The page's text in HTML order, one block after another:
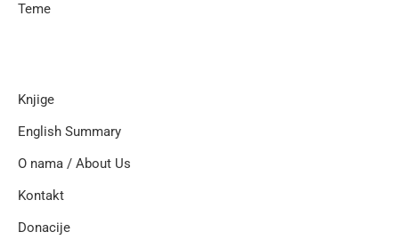
Teme
Knjige
English Summary
O nama / About Us
Kontakt
Donacije